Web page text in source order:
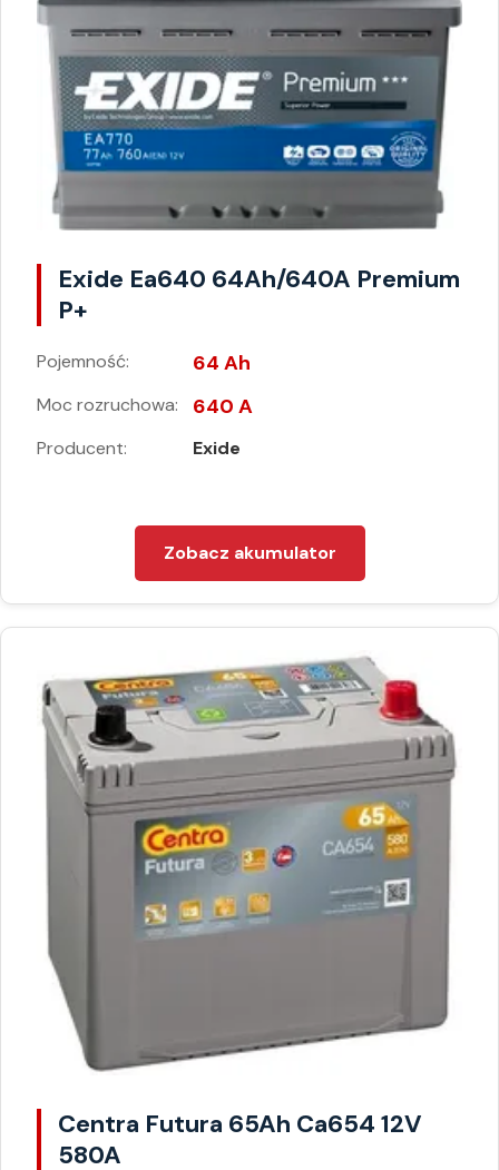
Exide Ea640 64Ah/640A Premium
P+
Pojemność: 64 Ah
Moc rozruchowa: 640 A
Producent: Exide
Zobacz akumulator
Centra Futura 65Ah Ca654 12V
580A